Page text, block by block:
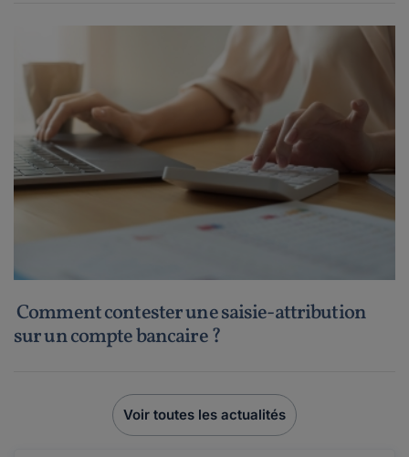
Comment contester une saisie-attribution
sur un compte bancaire ?
Voir toutes les actualités